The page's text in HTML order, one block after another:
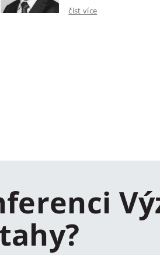
číst více